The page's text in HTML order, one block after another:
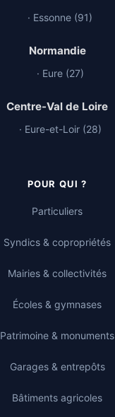
· Essonne (91)
Normandie
· Eure (27)
Centre-Val de Loire
· Eure-et-Loir (28)
POUR QUI ?
Particuliers
Syndics & copropriétés
Mairies & collectivités
Écoles & gymnases
Patrimoine & monuments
Garages & entrepôts
Bâtiments agricoles